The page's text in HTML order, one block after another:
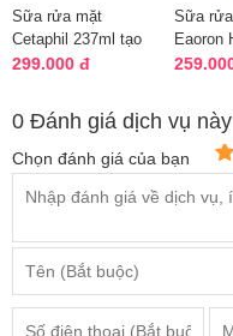
Sữa rửa mặt
Cetaphil 237ml tạo
bọt - 2 màu cho
299.000 đ
Sữa
Eaoron
0 Đánh giá dịch vụ này
Chọn đánh giá của bạn